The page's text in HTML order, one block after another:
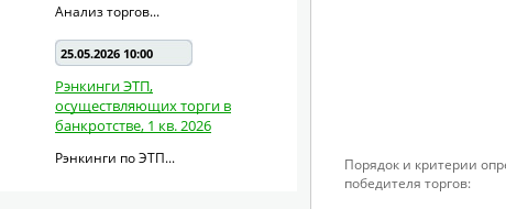
Анализ торгов...
25.05.2026 10:00
Рэнкинги ЭТП,
осуществляющих торги в
банкротстве, 1 кв. 2026
Рэнкинги по ЭТП...
Порядок и критерии
победителя торгов: